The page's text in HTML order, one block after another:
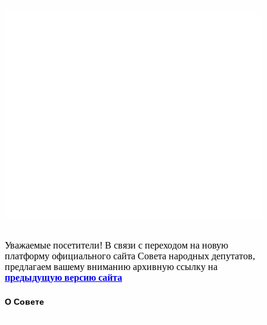
Уважаемые посетители! В связи с переходом на новую
платформу официального сайта Совета народных депутатов,
предлагаем вашему вниманию архивную ссылку на
предыдущую версию сайта
О Совете